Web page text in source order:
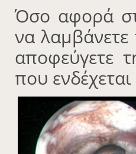
Όσο αφορά
να
αποφεύγετε
που